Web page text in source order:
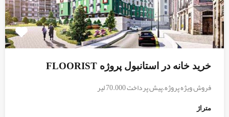
خرید خانه در استانبول پروژه FLOORIST
فروش ویژه پروژه.پیش پرداخت 70.000 لیر
متراژ